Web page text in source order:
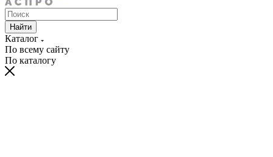
Найти
Каталог
По всему сайту
По каталогу